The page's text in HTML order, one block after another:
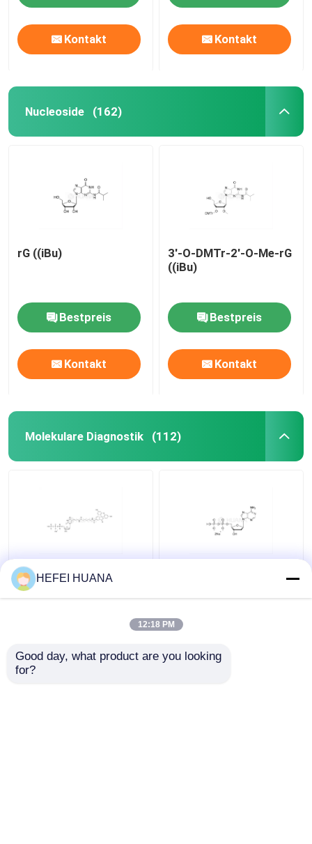
Kontakt Kontakt
Nucleoside (162)
rG ((iBu)
Bestpreis
Kontakt
3'-O-DMTr-2'-O-Me-rG
((iBu)
Bestpreis
Kontakt
Molekulare Diagnostik (112)
Fluorescein-12-dUTP
1mM Natriumlösung
HEFEI HUANA
12:18 PM
Good day, what product are you looking
for?